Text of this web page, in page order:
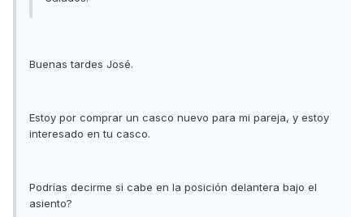
Buenas tardes José.
Estoy por comprar un casco nuevo para mi pareja, y estoy
interesado en tu casco.
Podrías decirme si cabe en la posición delantera bajo el
asiento?